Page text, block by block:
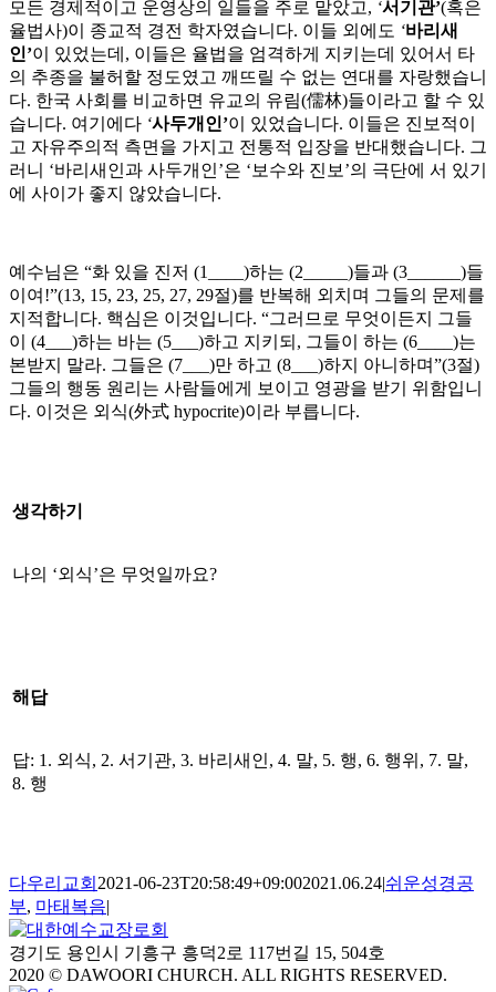
모든 경제적이고 운영상의 일들을 주로 맡았고, ‘서기관’(혹은
율법사)이 종교적 경전 학자였습니다. 이들 외에도 ‘바리새
인’이 있었는데, 이들은 율법을 엄격하게 지키는데 있어서 타
의 추종을 불허할 정도였고 깨뜨릴 수 없는 연대를 자랑했습니
다. 한국 사회를 비교하면 유교의 유림(儒林)들이라고 할 수 있
습니다. 여기에다 ‘사두개인’이 있었습니다. 이들은 진보적이
고 자유주의적 측면을 가지고 전통적 입장을 반대했습니다. 그
러니 ‘바리새인과 사두개인’은 ‘보수와 진보’의 극단에 서 있기
에 사이가 좋지 않았습니다.
예수님은 “화 있을 진저 (1____)하는 (2_____)들과 (3______)들
이여!”(13, 15, 23, 25, 27, 29절)를 반복해 외치며 그들의 문제를
지적합니다. 핵심은 이것입니다. “그러므로 무엇이든지 그들
이 (4___)하는 바는 (5___)하고 지키되, 그들이 하는 (6____)는
본받지 말라. 그들은 (7___)만 하고 (8___)하지 아니하며”(3절)
그들의 행동 원리는 사람들에게 보이고 영광을 받기 위함입니
다. 이것은 외식(外式 hypocrite)이라 부릅니다.
생각하기
나의 ‘외식’은 무엇일까요?
해답
답: 1. 외식, 2. 서기관, 3. 바리새인, 4. 말, 5. 행, 6. 행위, 7. 말,
8. 행
다우리교회 2021-06-23T20:58:49+09:002021.06.24|쉬운성경공
부, 마태복음|
경기도 용인시 기흥구 흥덕2로 117번길 15, 504호
2020 © DAWOORI CHURCH. ALL RIGHTS RESERVED.